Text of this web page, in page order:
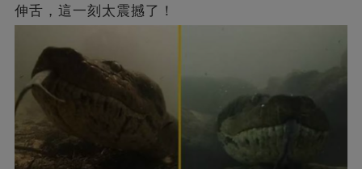
伸舌，這一刻太震撼了！